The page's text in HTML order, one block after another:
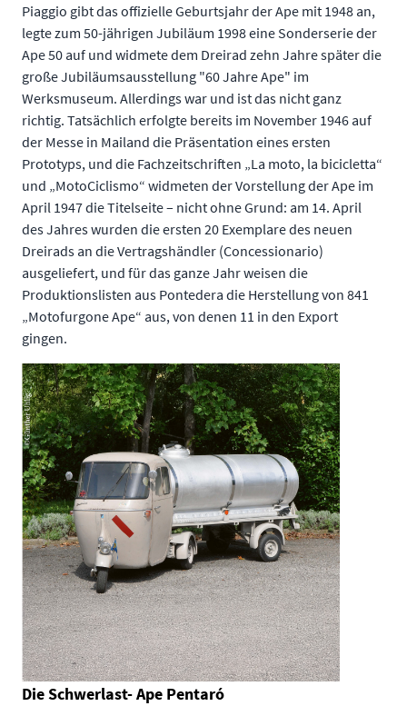
Piaggio gibt das offizielle Geburtsjahr der Ape mit 1948 an,
legte zum 50-jährigen Jubiläum 1998 eine Sonderserie der
Ape 50 auf und widmete dem Dreirad zehn Jahre später die
große Jubiläumsausstellung "60 Jahre Ape" im
Werksmuseum. Allerdings war und ist das nicht ganz
richtig. Tatsächlich erfolgte bereits im November 1946 auf
der Messe in Mailand die Präsentation eines ersten
Prototyps, und die Fachzeitschriften „La moto, la bicicletta“
und „MotoCiclismo“ widmeten der Vorstellung der Ape im
April 1947 die Titelseite – nicht ohne Grund: am 14. April
des Jahres wurden die ersten 20 Exemplare des neuen
Dreirads an die Vertragshändler (Concessionario)
ausgeliefert, und für das ganze Jahr weisen die
Produktionslisten aus Pontedera die Herstellung von 841
„Motofurgone Ape“ aus, von denen 11 in den Export
gingen.
Die Schwerlast- Ape Pentaró